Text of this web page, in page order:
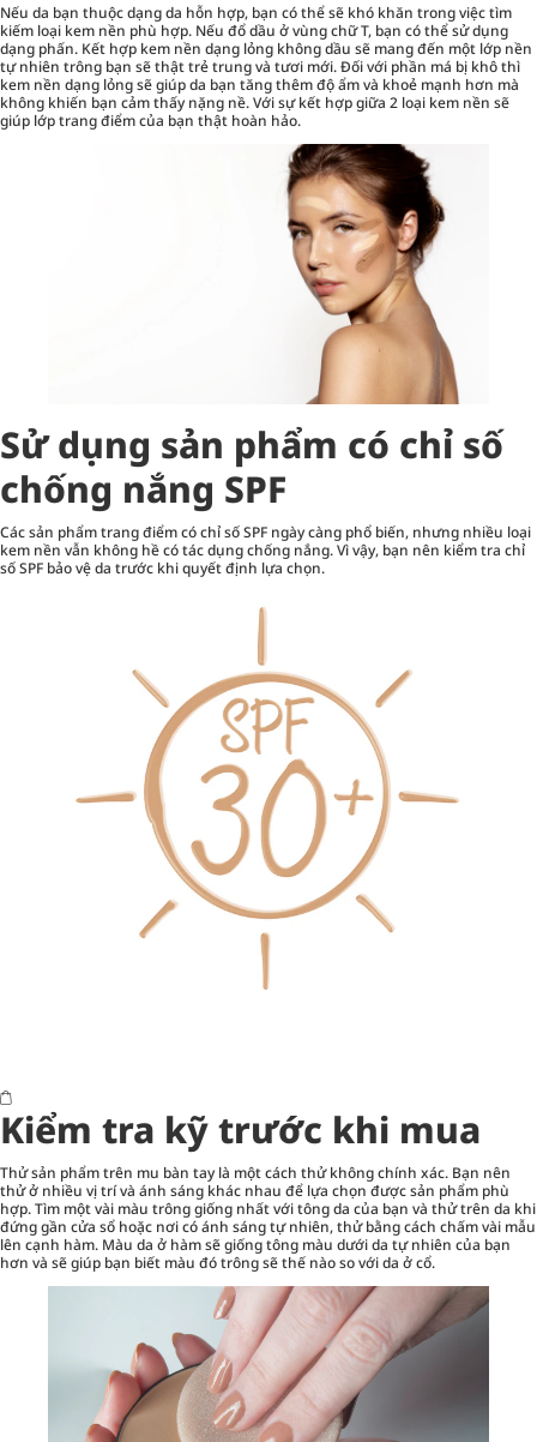
Nếu da bạn thuộc dạng da hỗn hợp, bạn có thể sẽ khó khăn trong việc tìm
kiếm loại kem nền phù hợp. Nếu đổ dầu ở vùng chữ T, bạn có thể sử dụng
dạng phấn. Kết hợp kem nền dạng lỏng không dầu sẽ mang đến một lớp nền
tự nhiên trông bạn sẽ thật trẻ trung và tươi mới. Đối với phần má bị khô thì
kem nền dạng lỏng sẽ giúp da bạn tăng thêm độ ẩm và khoẻ mạnh hơn mà
không khiến bạn cảm thấy nặng nề. Với sự kết hợp giữa 2 loại kem nền sẽ
giúp lớp trang điểm của bạn thật hoàn hảo.
Sử dụng sản phẩm có chỉ số
chống nắng SPF
Các sản phẩm trang điểm có chỉ số SPF ngày càng phổ biến, nhưng nhiều loại
kem nền vẫn không hề có tác dụng chống nắng. Vì vậy, bạn nên kiểm tra chỉ
số SPF bảo vệ da trước khi quyết định lựa chọn.
Kiểm tra kỹ trước khi mua
Thử sản phẩm trên mu bàn tay là một cách thử không chính xác. Bạn nên
thử ở nhiều vị trí và ánh sáng khác nhau để lựa chọn được sản phẩm phù
hợp. Tìm một vài màu trông giống nhất với tông da của bạn và thử trên da khi
đứng gần cửa sổ hoặc nơi có ánh sáng tự nhiên, thử bằng cách chấm vài mẫu
lên cạnh hàm. Màu da ở hàm sẽ giống tông màu dưới da tự nhiên của bạn
hơn và sẽ giúp bạn biết màu đó trông sẽ thế nào so với da ở cổ.